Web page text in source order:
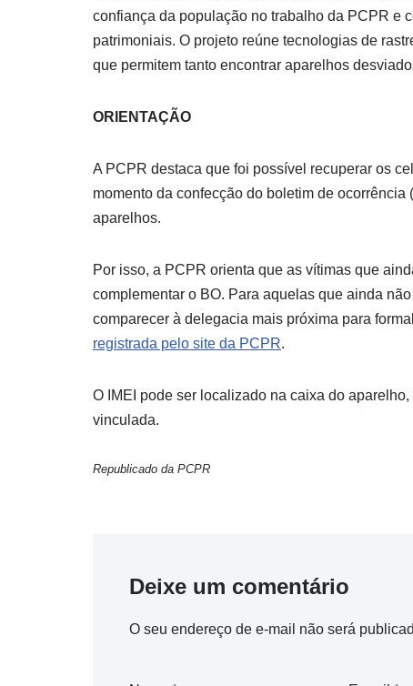
confiança da população no trabalho da PCPR e
patrimoniais. O projeto reúne tecnologias de
que permitem tanto encontrar aparelhos
ORIENTAÇÃO
A PCPR destaca que foi possível recuperar os
momento da confecção do boletim de
aparelhos.
Por isso, a PCPR orienta que as vítimas que
complementar o BO. Para aquelas que ainda
comparecer à delegacia mais próxima para
registrada pelo site da PCPR.
O IMEI pode ser localizado na caixa do
vinculada.
Republicado da PCPR
Deixe um comentário
O seu endereço de e-mail não será